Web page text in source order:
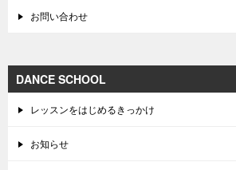
お問い合わせ
DANCE SCHOOL
レッスンをはじめるきっかけ
お知らせ